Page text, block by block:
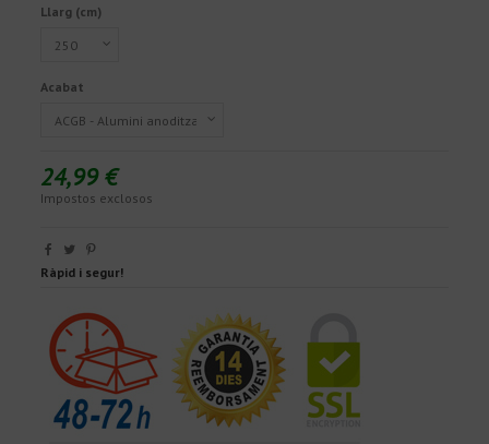
Llarg (cm)
Acabat
24,99 €
Impostos exclosos
Ràpid i segur!